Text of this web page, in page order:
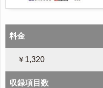
料金
￥1,320
収録項目数